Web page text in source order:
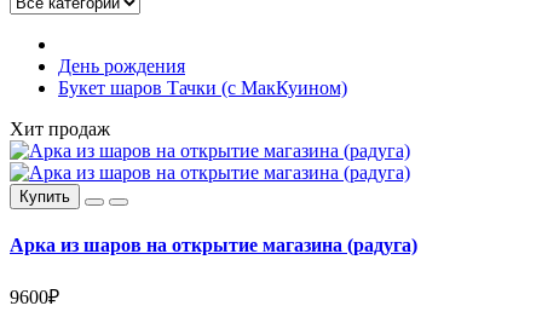
День рождения
Букет шаров Тачки (с МакКуином)
Хит продаж
Купить
Арка из шаров на открытие магазина (радуга)
9600₽